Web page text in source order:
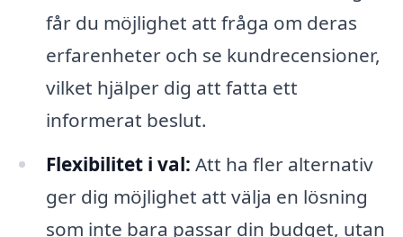
får du möjlighet att fråga om deras
erfarenheter och se kundrecensioner,
vilket hjälper dig att fatta ett
informerat beslut.
Flexibilitet i val: Att ha fler alternativ
ger dig möjlighet att välja en lösning
som inte bara passar din budget, utan